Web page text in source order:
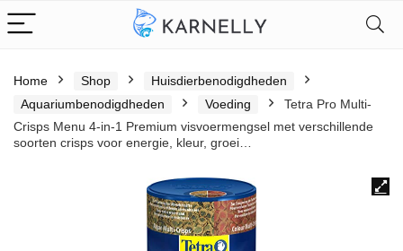
Home Shop
Huisdierbenodigdheden
Aquariumbenodigdheden
Voeding
Tetra Pro Multi-
Crisps Menu 4-in-1 Premium visvoermengsel met verschillende
soorten crisps voor energie, kleur, groei…